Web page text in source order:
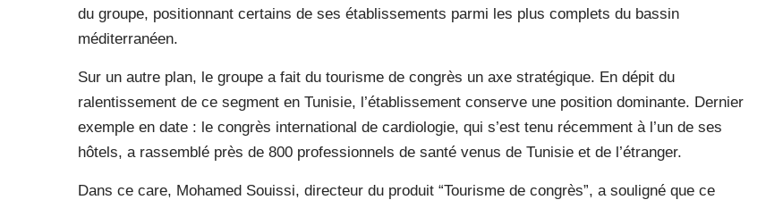
du groupe, positionnant certains de ses établissements parmi les plus complets du bassin
méditerranéen.
Sur un autre plan, le groupe a fait du tourisme de congrès un axe stratégique. En dépit du
ralentissement de ce segment en Tunisie, l’établissement conserve une position dominante. Dernier
exemple en date : le congrès international de cardiologie, qui s’est tenu récemment à l’un de ses
hôtels, a rassemblé près de 800 professionnels de santé venus de Tunisie et de l’étranger.
Dans ce care, Mohamed Souissi, directeur du produit “Tourisme de congrès”, a souligné que ce